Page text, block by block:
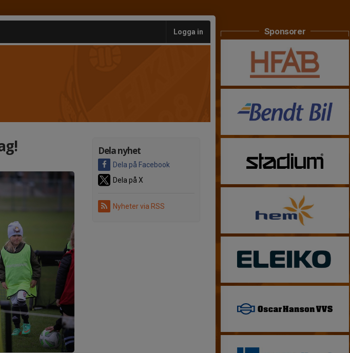
Logga in
Dela nyhet
Dela på Facebook
Dela på X
Nyheter via RSS
Sponsorer